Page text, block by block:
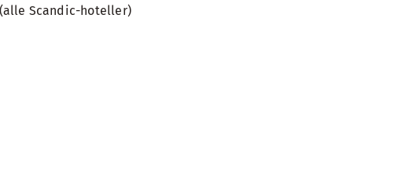
Scandic-hoteller)